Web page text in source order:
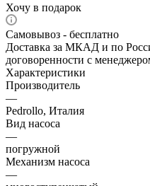
Хочу в подарок
Самовывоз - бесплатно
Доставка за МКАД и по
договоренности с
Характеристики
Производитель
—
Pedrollo, Италия
Вид насоса
—
погружной
Механизм насоса
—